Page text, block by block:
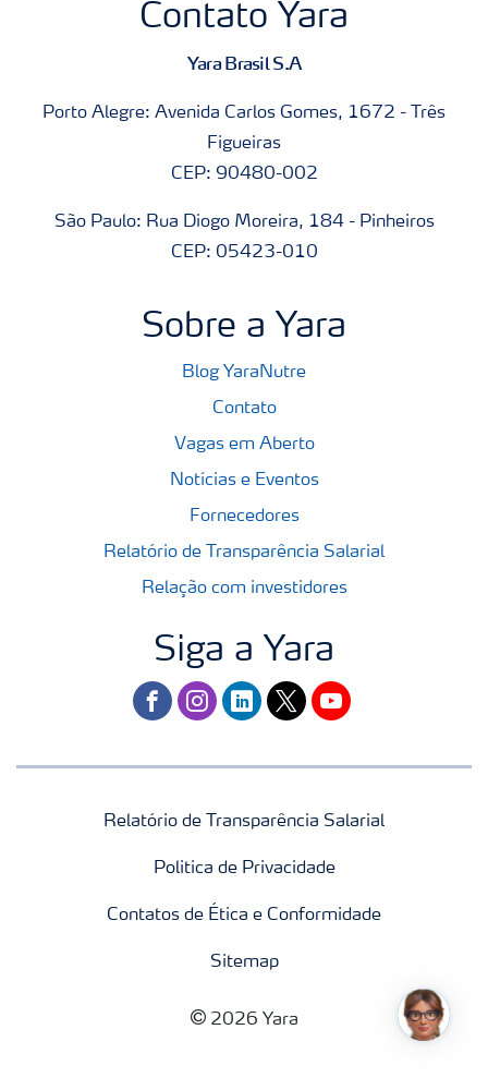
Contato Yara
Yara Brasil S.A
Porto Alegre: Avenida Carlos Gomes, 1672 - Três
Figueiras
CEP: 90480-002
São Paulo: Rua Diogo Moreira, 184 - Pinheiros
CEP: 05423-010
Sobre a Yara
Blog YaraNutre
Contato
Vagas em Aberto
Notícias e Eventos
Fornecedores
Relatório de Transparência Salarial
Relação com investidores
Siga a Yara
facebookinstagram
linkedintwitteryoutube
Relatório de Transparência Salarial
Politica de Privacidade
Contatos de Ética e Conformidade
Sitemap
2026 Yara